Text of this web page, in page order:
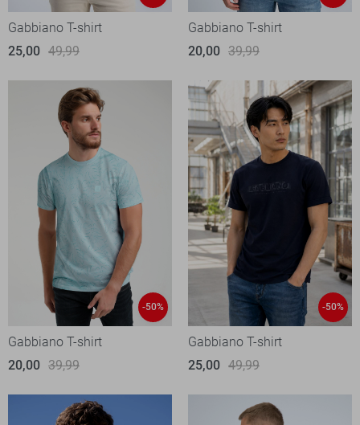
Gabbiano T-shirt
25,00 49,99
Gabbiano T-shirt
20,00 39,99
-50%
Gabbiano T-shirt
20,00 39,99
-50%
Gabbiano T-shirt
25,00 49,99